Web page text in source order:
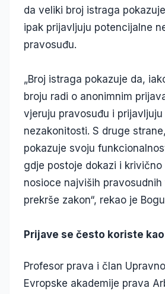
da veliki broj istraga
ipak prijavljuju potencijalne
pravosuđu.
„Broj istraga pokazuje da,
broju radi o anonimnim
vjeruju pravosuđu i
nezakonitosti. S druge
pokazuje svoju
gdje postoje dokazi i krivično
nosioce najviših
prekrše zakon“, rekao je
Prijave se često koriste
Profesor prava i član
Evropske akademije prava